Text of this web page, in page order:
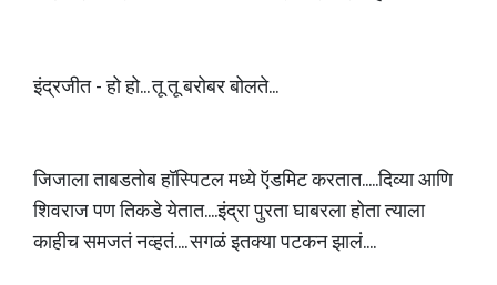
इंद्रजीत - हो हो... तू तू बरोबर बोलते...
जिजाला ताबडतोब हॉस्पिटल मध्ये ऍडमिट करतात.....दिव्या आणि
शिवराज पण तिकडे येतात....इंद्रा पुरता घाबरला होता त्याला
काहीच समजतं नव्हतं.... सगळं इतक्या पटकन झालं....